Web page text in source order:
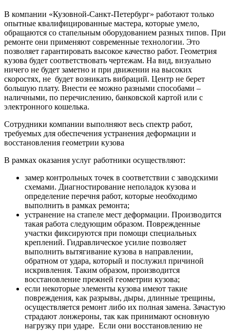
В компании «Кузовной-Санкт-Петербург» работают только
опытные квалифицированные мастера, которые умело,
обращаются со стапельным оборудованием разных типов. При
ремонте они применяют современные технологии. Это
позволяет гарантировать высокое качество работ. Геометрия
кузова будет соответствовать чертежам. На вид, визуально
ничего не будет заметно и при движении на высоких
скоростях, не будет возникать вибраций. Центр не берет
большую плату. Внести ее можно разными способами –
наличными, по перечислению, банковской картой или с
электронного кошелька.
Сотрудники компании выполняют весь спектр работ,
требуемых для обеспечения устранения деформации и
восстановления геометрии кузова
В рамках оказания услуг работники осуществляют:
замер контрольных точек в соответствии с заводскими
схемами. Диагностирование неполадок кузова и
определение перечня работ, которые необходимо
выполнить в рамках ремонта;
устранение на стапеле мест деформации. Производится
такая работа следующим образом. Поврежденные
участки фиксируются при помощи специальных
креплений. Гидравлическое усилие позволяет
выполнить вытягивание кузова в направлении,
обратном от удара, который и послужил причиной
искривления. Таким образом, производится
восстановление прежней геометрии кузова;
если некоторые элементы кузова имеют такие
повреждения, как разрывы, дыры, длинные трещины,
осуществляется ремонт либо их полная замена. Зачастую
страдают лонжероны, так как принимают основную
нагрузку при ударе. Если они восстановлению не